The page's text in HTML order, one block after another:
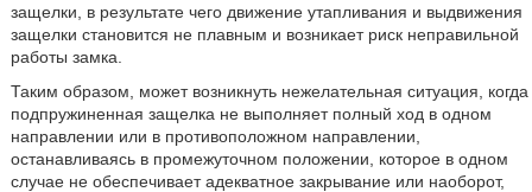
защелки, в результате чего движение утапливания и выдвижения
защелки становится не плавным и возникает риск неправильной
работы замка.
Таким образом, может возникнуть нежелательная ситуация, когда
подпружиненная защелка не выполняет полный ход в одном
направлении или в противоположном направлении,
останавливаясь в промежуточном положении, которое в одном
случае не обеспечивает адекватное закрывание или наоборот,